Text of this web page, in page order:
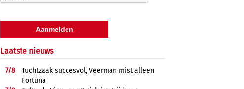
Laatste nieuws
7/8
Tuchtzaak succesvol, Veerman mist alleen
Fortuna